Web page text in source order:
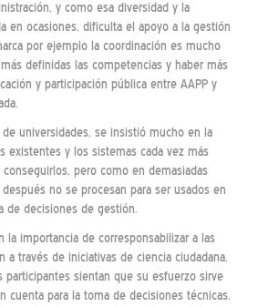
y como esa diversidad y la
en ocasiones, dificulta el apoyo a la gestión
por ejemplo la coordinación es mucho
definidas las competencias y haber más
y participación pública entre AAPP y
de universidades, se insistió mucho en la
existentes y los sistemas cada vez más
pero como en demasiadas
no se procesan para ser usados en
de decisiones de gestión.
la importancia de corresponsabilizar a las
a través de iniciativas de ciencia ciudadana,
participantes sientan que su esfuerzo sirve
cuenta para la toma de decisiones técnicas.